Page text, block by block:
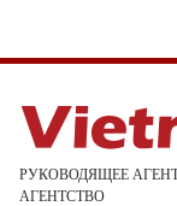
РУКОВОДЯЩЕЕ
АГЕНТСТВО